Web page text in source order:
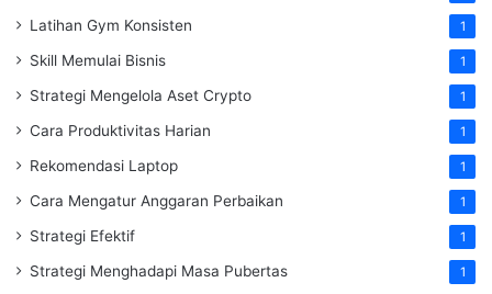
Latihan Gym Konsisten 1
Skill Memulai Bisnis 1
Strategi Mengelola Aset Crypto 1
Cara Produktivitas Harian 1
Rekomendasi Laptop 1
Cara Mengatur Anggaran Perbaikan 1
Strategi Efektif 1
Strategi Menghadapi Masa Pubertas 1